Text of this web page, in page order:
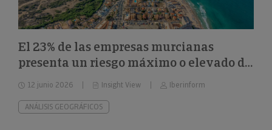
El 23% de las empresas murcianas
presenta un riesgo máximo o elevado de
impago
12 junio 2026 Insight View Iberinform
ANÁLISIS GEOGRÁFICOS